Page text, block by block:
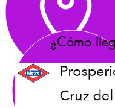
¿Cómo